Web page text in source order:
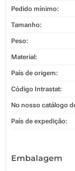
Pedido mínimo:
Tamanho:
Peso:
Material:
País de origem:
Código Intrastat:
No nosso catálogo
País de expedição:
Embalagem